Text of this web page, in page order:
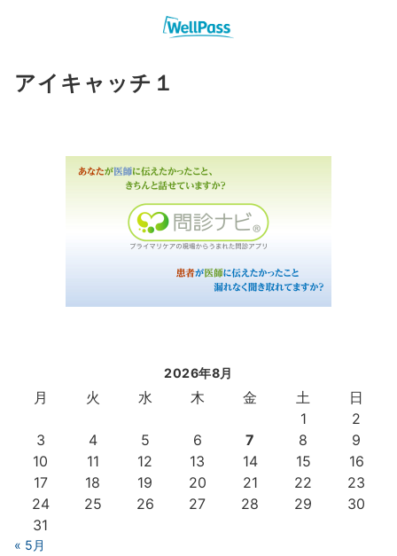
アイキャッチ１
2026年8月
月 火 水 木 金 土
日
1
2
3
4 5 6 7 8
9
10
11 12 13 14 15
16
17
18 19 20 21 22
23
24
25 26 27 28 29
30
31
« 5月